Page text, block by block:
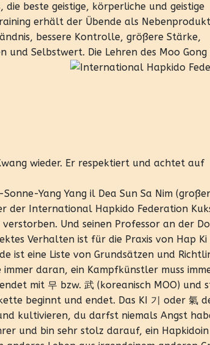
beste geistige, körperliche und geistige
erhält der Übende als
bessere Kontrolle, größere Stärke,
und Selbstwert. Die Lehren des Moo Gong
wieder. Er respektiert und achtet auf
Yang Yang il Dea Sun Sa Nim
der International Hapkido Federation
Und seinen Professor an der
Verhalten ist für die Praxis von Hap Ki
ist eine Liste von Grundsätzen und
daran, ein Kampfkünstler muss
mit 무 bzw. 武 (koreanisch MOO) und
beginnt und endet. Das KI 기 oder 氣
kultivieren, du darfst niemals Angst
und bin sehr stolz darauf, ein Hapkidoin